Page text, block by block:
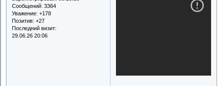
Сообщений: 3364
Уважение: +178
Позитив: +27
Последний визит:
29.06.26 20:06